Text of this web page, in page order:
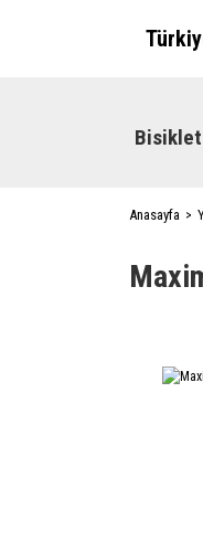
Bisiklet
Anasayfa